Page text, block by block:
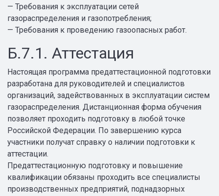
— Требования к эксплуатации сетей
газораспределения и газопотребления;
— Требования к проведению газоопасных работ.
Б.7.1. Аттестация
Настоящая программа предаттестационной подготовки
разработана для руководителей и специалистов
организаций, задействованных в эксплуатации систем
газораспределения. Дистанционная форма обучения
позволяет проходить подготовку в любой точке
Российской Федерации. По завершению курса
участники получат справку о наличии подготовки к
аттестации.
Предаттестационную подготовку и повышение
квалификации обязаны проходить все специалисты
производственных предприятий, поднадзорных